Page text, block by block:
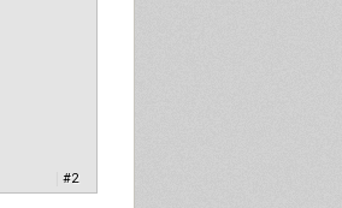
#2